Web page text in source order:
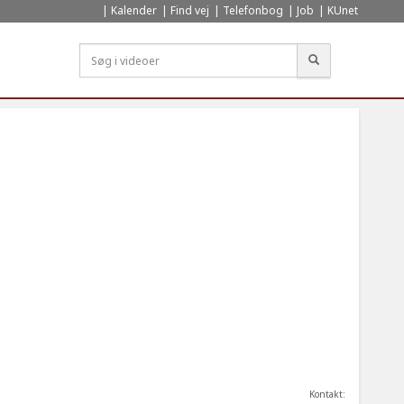
Kalender Find vej Telefonbog Job KUnet
Kontakt: